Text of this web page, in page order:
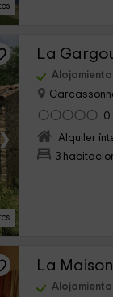
›
La
Alojamiento
0
Alquiler
3
La
Alojamiento